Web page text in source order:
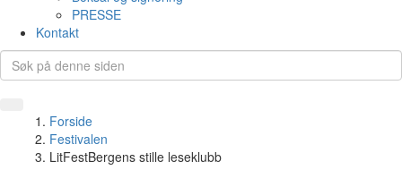
PRESSE
Kontakt
Forside
Festivalen
LitFestBergens stille leseklubb